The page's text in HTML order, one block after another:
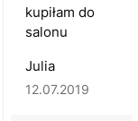
kupiłam do
salonu
Julia
12.07.2019